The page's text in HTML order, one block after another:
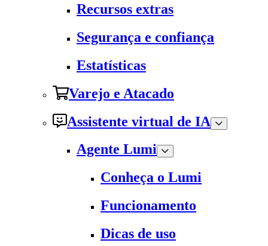
Recursos extras
Segurança e confiança
Estatísticas
Varejo e Atacado
Assistente virtual de IA
Agente Lumi
Conheça o Lumi
Funcionamento
Dicas de uso